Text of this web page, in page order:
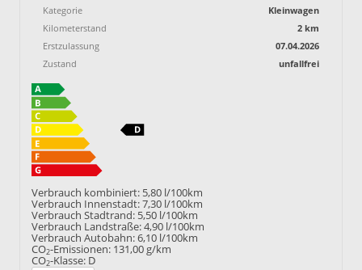
Kategorie
Kleinwagen
Kilometerstand
2 km
Erstzulassung
07.04.2026
Zustand
unfallfrei
Verbrauch kombiniert: 5,80 l/100km
Verbrauch Innenstadt:7,30 l/100km
Verbrauch Stadtrand: 5,50 l/100km
Verbrauch Landstraße:4,90 l/100km
Verbrauch Autobahn:6,10 l/100km
CO2-Emissionen: 131,00 g/km
CO2-Klasse: D